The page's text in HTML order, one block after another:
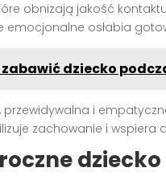
obniżają jakość
emocjonalne osłabia
dziecko
przewidywalna i
zachowanie i wspiera